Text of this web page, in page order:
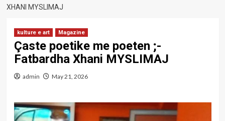
XHANI MYSLIMAJ
kulture e art Magazine
Çaste poetike me poeten ;-
Fatbardha Xhani MYSLIMAJ
admin May 21, 2026